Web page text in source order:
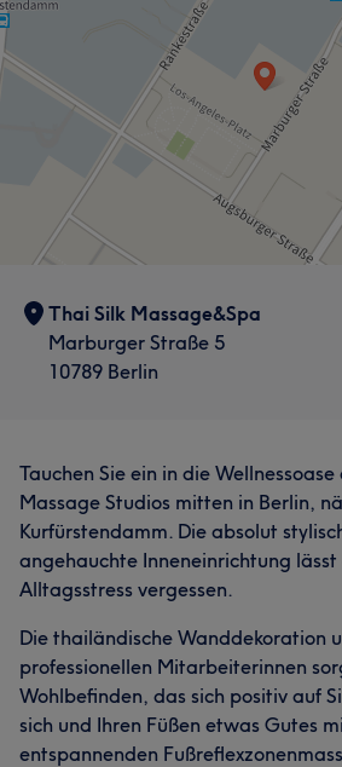
Thai Silk Massage&Spa
Marburger Straße 5
10789 Berlin
Tauchen Sie ein in die Wellnessoase
Massage Studios mitten in Berlin,
Kurfürstendamm. Die absolut
angehauchte Inneneinrichtung lässt
Alltagsstress vergessen.
Die thailändische Wanddekoration
professionellen Mitarbeiterinnen
Wohlbefinden, das sich positiv auf
sich und Ihren Füßen etwas Gutes
entspannenden